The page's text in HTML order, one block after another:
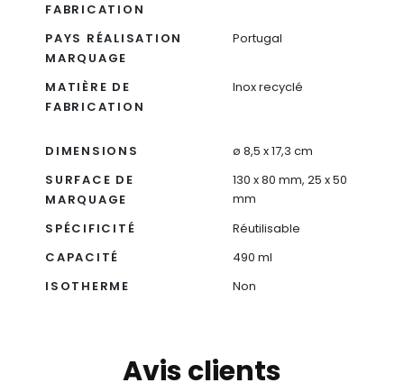
FABRICATION
PAYS RÉALISATION
MARQUAGE
Portugal
MATIÈRE DE
FABRICATION
Inox recyclé
DIMENSIONS
ø 8,5 x 17,3 cm
SURFACE DE
MARQUAGE
130 x 80 mm, 25 x 50
mm
SPÉCIFICITÉ
Réutilisable
CAPACITÉ
490 ml
ISOTHERME
Non
Avis clients